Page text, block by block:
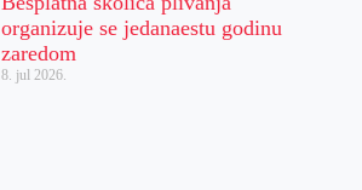
organizuje se jedanaestu godinu
zaredom
8. jul 2026.